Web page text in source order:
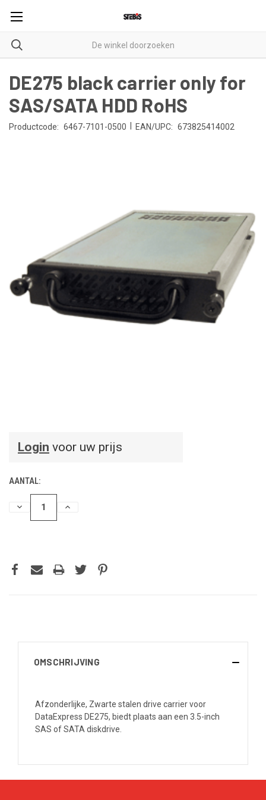
DE275 black carrier only for
SAS/SATA HDD RoHS
Productcode: 6467-7101-0500 EAN/UPC: 673825414002
Login voor uw prijs
AANTAL:
HOEVEELHEIDHOEVEELHEID
OMSCHRIJVING
Afzonderlijke, Zwarte stalen drive carrier voor
DataExpress DE275, biedt plaats aan een 3.5-inch
SAS of SATA diskdrive.